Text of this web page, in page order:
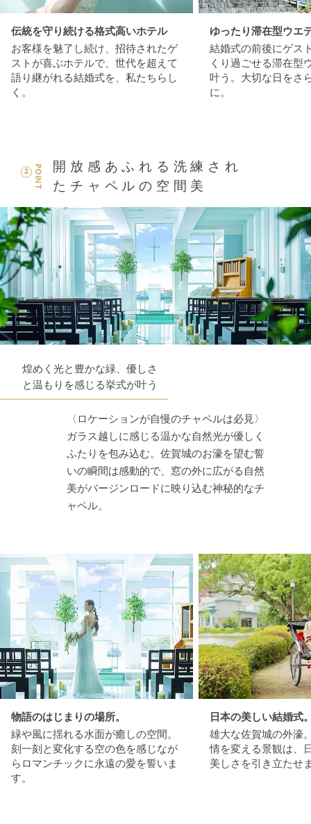
伝統を守り続ける格式高いホテル
お客様を魅了し続け、招待されたゲ
ストが喜ぶホテルで、世代を超えて
語り継がれる結婚式を、私たちらし
く。
ゆったり滞在型ウエ
結婚式の前後にゲス
くり過ごせる滞在型
叶う。大切な日をさ
に。
POINT
2
開放感あふれる洗練され
たチャペルの空間美
煌めく光と豊かな緑、優しさ
と温もりを感じる挙式が叶う
〈ロケーションが自慢のチャペルは必見〉
ガラス越しに感じる温かな自然光が優しく
ふたりを包み込む。佐賀城のお濠を望む誓
いの瞬間は感動的で、窓の外に広がる自然
美がバージンロードに映り込む神秘的なチ
ャペル。
物語のはじまりの場所。
緑や風に揺れる水面が癒しの空間。
刻一刻と変化する空の色を感じなが
らロマンチックに永遠の愛を誓いま
す。
日本の美しい結婚式
雄大な佐賀城の外濠
情を変える景観は、
美しさを引き立たせ